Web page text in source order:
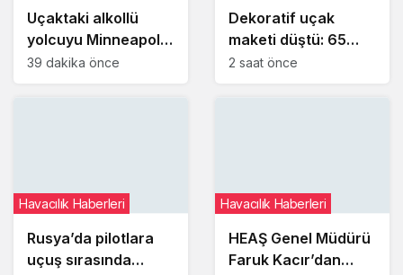
Uçaktaki alkollü
yolcuyu Minneapolis
Polis eski şefi ve iki
39 dakika önce
Dekoratif uçak
maketi düştü: 65
yaşındaki kadın
2 saat önce
Rusya’da pilotlara
uçuş sırasında
Havacılık Haberleri
HEAŞ Genel Müdürü
Faruk Kacır’dan
Havacılık Haberleri